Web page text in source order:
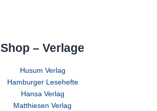
Shop – Verlage
Husum Verlag
Hamburger Lesehefte
Hansa Verlag
Matthiesen Verlag